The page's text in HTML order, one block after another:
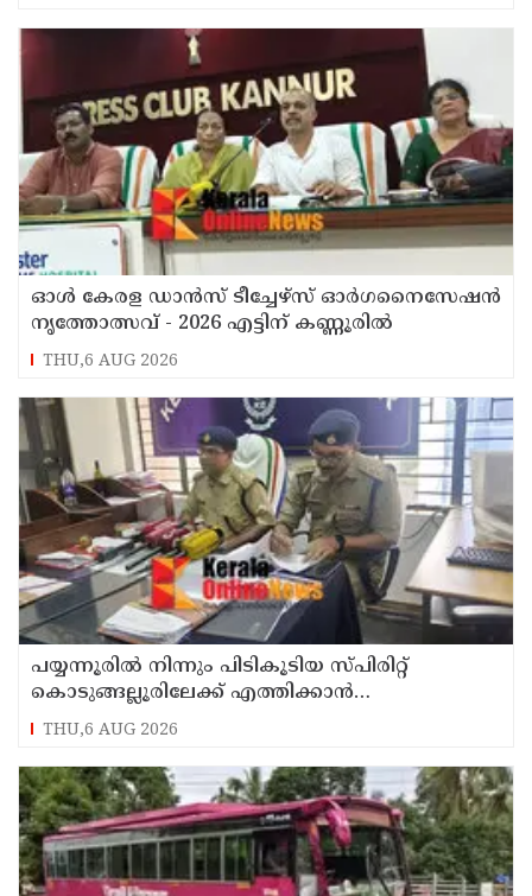
ഓൾ കേരള ഡാൻസ് ടീച്ചേഴ്സ് ഓർഗനൈസേഷൻ
നൃത്തോത്സവ് - 2026 എട്ടിന് കണ്ണൂരിൽ
THU,6 AUG 2026
പയ്യന്നൂരിൽ നിന്നും പിടികൂടിയ സ്പിരിറ്റ്
കൊടുങ്ങല്ലൂരിലേക്ക് എത്തിക്കാൻ
പദ്ധതിയിട്ടുവെന്ന് എക്സൈസ് ഡെപ്യൂട്ടി
കമ്മിഷണർ
THU,6 AUG 2026